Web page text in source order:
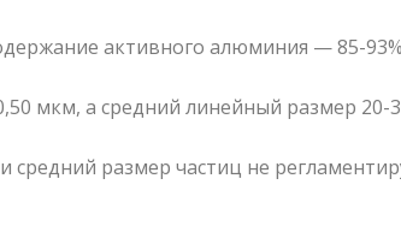
активного алюминия — 85-
мкм, а средний линейный размер 20-
размер частиц не